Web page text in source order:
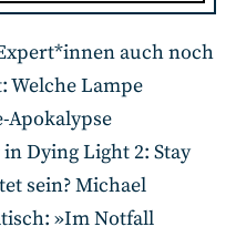
auch noch
Welche Lampe
Apokalypse
Dying Light 2: Stay
sein? Michael
»Im Notfall